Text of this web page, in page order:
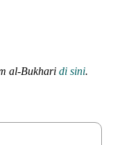
al-Bukhari di sini.